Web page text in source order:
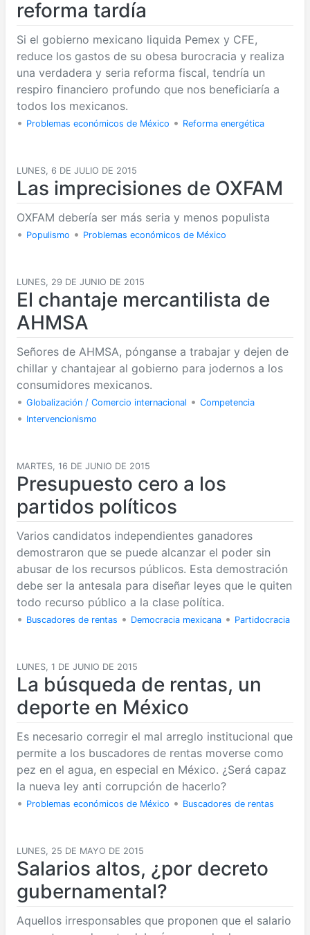
reforma tardía
Si el gobierno mexicano liquida Pemex y CFE,
reduce los gastos de su obesa burocracia y realiza
una verdadera y seria reforma fiscal, tendría un
respiro financiero profundo que nos beneficiaría a
todos los mexicanos.
• Problemas económicos de México • Reforma energética
LUNES, 6 DE JULIO DE 2015
Las imprecisiones de OXFAM
OXFAM debería ser más seria y menos populista
• Populismo • Problemas económicos de México
LUNES, 29 DE JUNIO DE 2015
El chantaje mercantilista de
AHMSA
Señores de AHMSA, pónganse a trabajar y dejen de
chillar y chantajear al gobierno para jodernos a los
consumidores mexicanos.
• Globalización / Comercio internacional • Competencia
• Intervencionismo
MARTES, 16 DE JUNIO DE 2015
Presupuesto cero a los
partidos políticos
Varios candidatos independientes ganadores
demostraron que se puede alcanzar el poder sin
abusar de los recursos públicos. Esta demostración
debe ser la antesala para diseñar leyes que le quiten
todo recurso público a la clase política.
• Buscadores de rentas • Democracia mexicana • Partidocracia
LUNES, 1 DE JUNIO DE 2015
La búsqueda de rentas, un
deporte en México
Es necesario corregir el mal arreglo institucional que
permite a los buscadores de rentas moverse como
pez en el agua, en especial en México. ¿Será capaz
la nueva ley anti corrupción de hacerlo?
• Problemas económicos de México • Buscadores de rentas
LUNES, 25 DE MAYO DE 2015
Salarios altos, ¿por decreto
gubernamental?
Aquellos irresponsables que proponen que el salario